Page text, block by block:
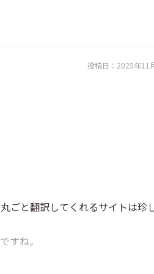
投稿日： 2025年11
ごと翻訳してくれるサイトは珍
すね。